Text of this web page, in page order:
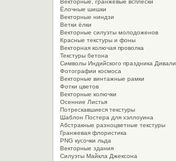
Векторные, гранжевые всплески
Ёлочные шишки
Векторные ниндзи
Ветки ёлки
Векторные силуэты молодоженов
Красные текстуры и фоны
Векторная колючая проволка
Текстуры бетона
Символы Индийского праздника Дивали
Фотографии космоса
Векторные винтажные рамки
Фотки цветов
Векторные колючки
Осенние Листья
Потрескавшиеся текстуры
Шаблон Постера для хэллоуина
Абстракные разноцветные текстуры
Гранжевая флористика
PNG кусочки льда
Векторные здания
Силуэты Майкла Джексона